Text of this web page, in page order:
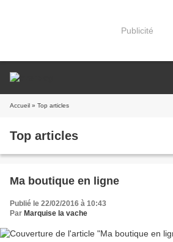
Publicité
Accueil » Top articles
Top articles
Ma boutique en ligne
Publié le 22/02/2016 à 10:43
Par Marquise la vache